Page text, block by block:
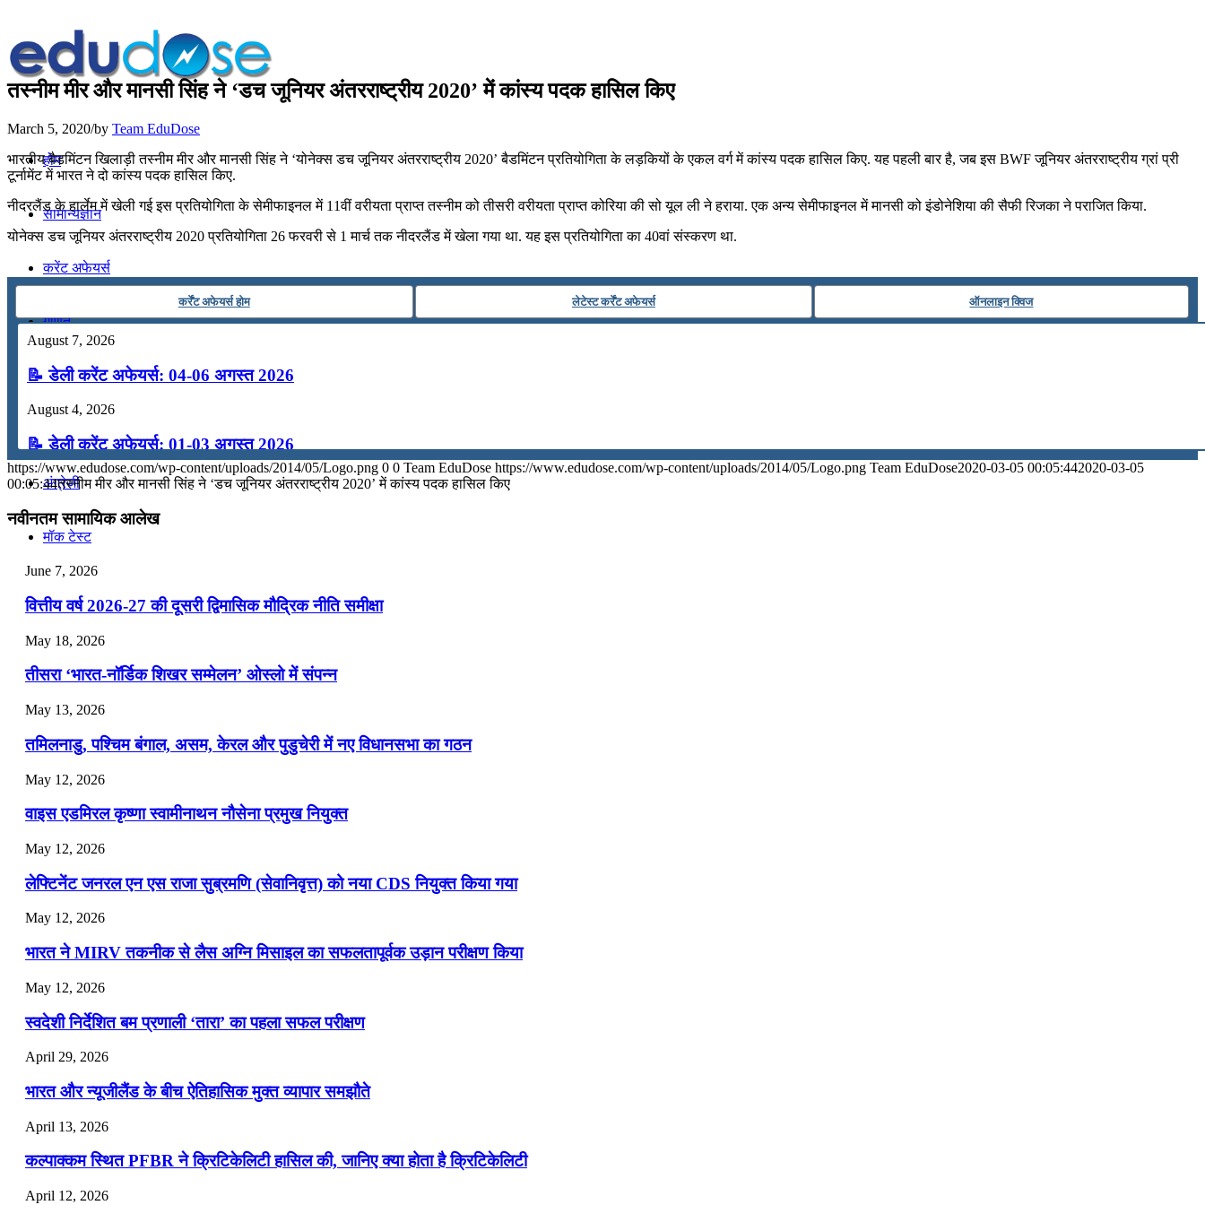
होम
सामान्यज्ञान
करेंट अफेयर्स
गणित
तर्कशक्ति
अंग्रेजी
मॉक टेस्ट
Menu Menu
तस्नीम मीर और मानसी सिंह ने ‘डच जूनियर अंतरराष्ट्रीय 2020’ में कांस्य पदक हासिल किए
March 5, 2020/by Team EduDose
भारतीय बैडमिंटन खिलाड़ी तस्नीम मीर और मानसी सिंह ने ‘योनेक्स डच जूनियर अंतरराष्ट्रीय 2020’ बैडमिंटन प्रतियोगिता के लड़कियों के एकल वर्ग में कांस्य पदक हासिल किए. यह पहली बार है, जब इस BWF जूनियर अंतरराष्ट्रीय ग्रां प्री
टूर्नामेंट में भारत ने दो कांस्य पदक हासिल किए.
नीदरलैंड के हार्लेम में खेली गई इस प्रतियोगिता के सेमीफाइनल में 11वीं वरीयता प्राप्त तस्नीम को तीसरी वरीयता प्राप्त कोरिया की सो यूल ली ने हराया. एक अन्य सेमीफाइनल में मानसी को इंडोनेशिया की सैफी रिजका ने पराजित किया.
योनेक्स डच जूनियर अंतरराष्ट्रीय 2020 प्रतियोगिता 26 फरवरी से 1 मार्च तक नीदरलैंड में खेला गया था. यह इस प्रतियोगिता का 40वां संस्करण था.
कर्रेंट अफेयर्स होम लेटेस्ट कर्रेंट अफेयर्स ऑनलाइन क्विज
August 7, 2026
📝 डेली करेंट अफेयर्स: 04-06 अगस्त 2026
August 4, 2026
📝 डेली करेंट अफेयर्स: 01-03 अगस्त 2026
July 31, 2026
📝 डेली करेंट अफेयर्स: 28-31 जुलाई 2026
July 28, 2026
📝 डेली करेंट अफेयर्स: 25-27 जुलाई 2026
July 25, 2026
📝 डेली करेंट अफेयर्स: 22-24 जुलाई 2026
July 22, 2026
📝 डेली करेंट अफेयर्स: 19-21 जुलाई 2026
July 19, 2026
📝 डेली करेंट अफेयर्स: 16-18 जुलाई 2026
https://www.edudose.com/wp-content/uploads/2014/05/Logo.png 0 0 Team EduDose https://www.edudose.com/wp-content/uploads/2014/05/Logo.png Team EduDose2020-03-05 00:05:442020-03-05
00:05:44तस्नीम मीर और मानसी सिंह ने ‘डच जूनियर अंतरराष्ट्रीय 2020’ में कांस्य पदक हासिल किए
नवीनतम सामायिक आलेख
June 7, 2026
वित्तीय वर्ष 2026-27 की दूसरी द्विमासिक मौद्रिक नीति समीक्षा
May 18, 2026
तीसरा ‘भारत-नॉर्डिक शिखर सम्मेलन’ ओस्लो में संपन्न
May 13, 2026
तमिलनाडु, पश्चिम बंगाल, असम, केरल और पुडुचेरी में नए विधानसभा का गठन
May 12, 2026
वाइस एडमिरल कृष्णा स्वामीनाथन नौसेना प्रमुख नियुक्त
May 12, 2026
लेफ्टिनेंट जनरल एन एस राजा सुब्रमणि (सेवानिवृत्त) को नया CDS नियुक्त किया गया
May 12, 2026
भारत ने MIRV तकनीक से लैस अग्नि मिसाइल का सफलतापूर्वक उड़ान परीक्षण किया
May 12, 2026
स्वदेशी निर्देशित बम प्रणाली ‘तारा’ का पहला सफल परीक्षण
April 29, 2026
भारत और न्यूजीलैंड के बीच ऐतिहासिक मुक्त व्यापार समझौते
April 13, 2026
कल्पाक्कम स्थित PFBR ने क्रिटिकेलिटी हासिल की, जानिए क्या होता है क्रिटिकेलिटी
April 12, 2026